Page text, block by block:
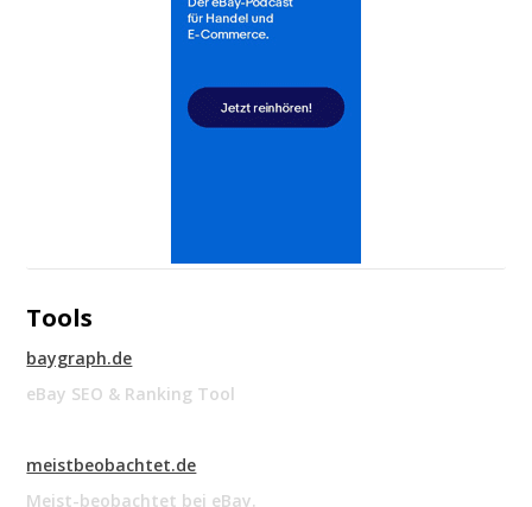
Tools
baygraph.de
eBay SEO & Ranking Tool
meistbeobachtet.de
Meist-beobachtet bei eBay.